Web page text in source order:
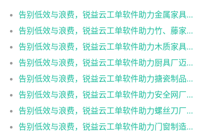
告别低效与浪费，锐益云工单软件助力金属家具制造厂迈向行业先锋
告别低效与浪费，锐益云工单软件助力竹、藤家具制造厂迈向行业先锋
告别低效与浪费，锐益云工单软件助力木质家具制造厂迈向行业先锋
告别低效与浪费，锐益云工单软件助力厨具厂迈向行业先锋
告别低效与浪费，锐益云工单软件助力搪瓷制品厂迈向行业先锋
告别低效与浪费，锐益云工单软件助力安全网厂迈向行业先锋
告别低效与浪费，锐益云工单软件助力螺丝刀厂迈向行业先锋
告别低效与浪费，锐益云工单软件助力门窗制造厂迈向行业先锋